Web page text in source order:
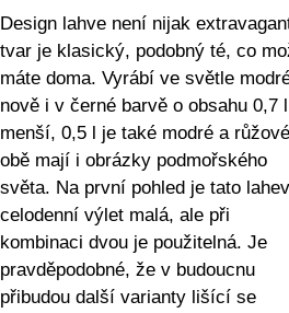
Design lahve není nijak
tvar je klasický, podobný té, co
máte doma. Vyrábí ve světle
nově i v černé barvě o obsahu 0,7
menší, 0,5 l je také modré a
obě mají i obrázky podmořského
světa. Na první pohled je tato
celodenní výlet malá, ale při
kombinaci dvou je použitelná. Je
pravděpodobné, že v budoucnu
přibudou další varianty lišící se